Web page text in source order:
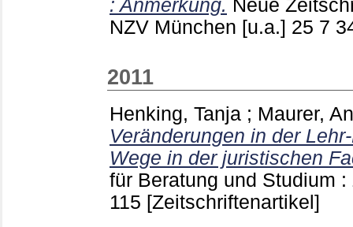
: Anmerkung. Neue
NZV München [u.a.] 25 7
2011
Henking, Tanja ; Maurer,
Veränderungen in der
Wege in der juristischen
für Beratung und Studium
115 [Zeitschriftenartikel]